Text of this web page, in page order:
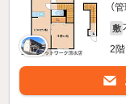
（
敷
2